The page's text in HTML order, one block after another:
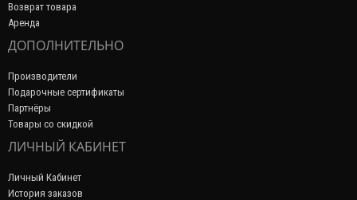
Возврат товара
Аренда
ДОПОЛНИТЕЛЬНО
Производители
Подарочные сертификаты
Партнёры
Товары со скидкой
ЛИЧНЫЙ КАБИНЕТ
Личный Кабинет
История заказов